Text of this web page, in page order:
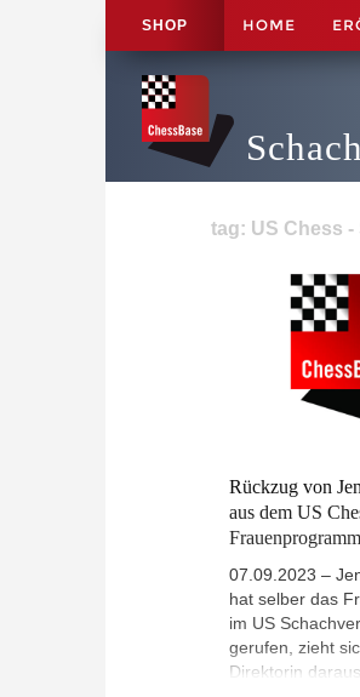
SHOP HOME
tag: US Chess -
Rückzug von
aus dem US
Frauenprogramm
07.09.2023 –
hat selber das
im US
gerufen, zieht
Direktorin